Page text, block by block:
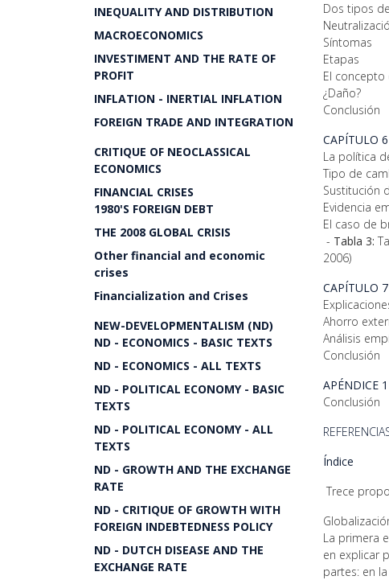
INEQUALITY AND DISTRIBUTION
MACROECONOMICS
INVESTIMENT AND THE RATE OF
PROFIT
INFLATION - INERTIAL INFLATION
FOREIGN TRADE AND INTEGRATION
CRITIQUE OF NEOCLASSICAL
ECONOMICS
FINANCIAL CRISES
1980'S FOREIGN DEBT
THE 2008 GLOBAL CRISIS
Other financial and economic
crises
Financialization and Crises
NEW-DEVELOPMENTALISM (ND)
ND - ECONOMICS - BASIC TEXTS
ND - ECONOMICS - ALL TEXTS
ND - POLITICAL ECONOMY - BASIC
TEXTS
ND - POLITICAL ECONOMY - ALL
TEXTS
ND - GROWTH AND THE EXCHANGE
RATE
ND - CRITIQUE OF GROWTH WITH
FOREIGN INDEBTEDNESS POLICY
ND - DUTCH DISEASE AND THE
EXCHANGE RATE
Dos tipos
Síntomas
Etapas
El
¿Daño?
Conclusión
CAPÍTULO 6
La política
Tipo de
Sustitución
Evidencia
El caso de
- Tabla 3:
2006)
CAPÍTULO 7
Ahorro
Análisis
Conclusión
APÉNDICE 1
Conclusión
Índice
Trece
La primera
en explicar
partes: en